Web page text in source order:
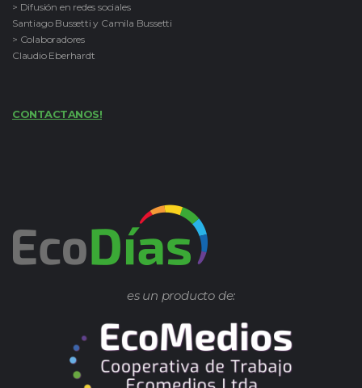
> Difusión en redes sociales
Santiago Bussetti y Camila Bussetti
> Colaboradores
Claudio Eberhardt
CONTACTANOS!
es un producto de: